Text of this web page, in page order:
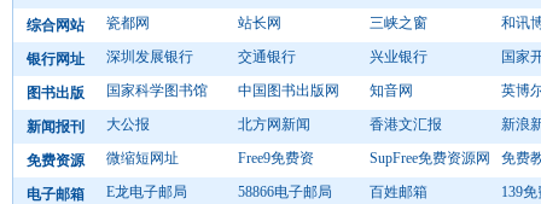
综合网站 瓷都网 站长网 三峡之窗 和讯
银行网址 深圳发展银行 交通银行 兴业银行 国家
图书出版 国家科学图书馆 中国图书出版网 知音网 英博
新闻报刊 大公报 北方网新闻 香港文汇报 新浪
免费资源 微缩短网址 Free9免费资 SupFree免费资源网 免费
电子邮箱 E龙电子邮局 58866电子邮局 百姓邮箱 139